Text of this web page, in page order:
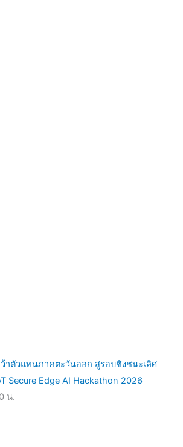
าตัวแทนภาคตะวันออก สู่รอบชิงชนะเลิศ
Secure Edge AI Hackathon 2026
น.